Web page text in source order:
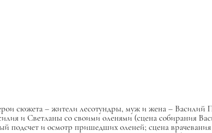
сюжета – жители лесотундры, муж и жена –
и Светланы со своими оленями (сцена собирания
подсчет и осмотр пришедших оленей; сцена